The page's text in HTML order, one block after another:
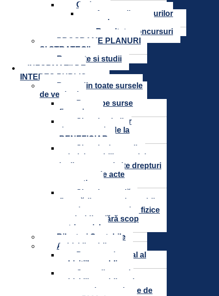
Cariera
Anunturile posturilor
scoase la concurs
Rezultate concursuri
PROGRAME PLANURI
SI STRATEGII
Rapoarte si studii
INFORMAȚII DE
INTERES PUBLIC
Buget din toate sursele
de venituri
Buget pe surse
financiare
Situatia platilor
documentatie de la
BENEFICIAR
Situatia drepturilor
salariale stabilite potrivit
legii, precum si alte drepturi
prevazute de acte
normative
Situaţia anuală a
finanţărilor nerambursabile
acordate persoanelor fizice
sau juridice fără scop
patrimonial
Bilanturi Contabile
Achizitii publice
Programul anual al
achizitiilor publice
Centralizatorul
achizitiilor publice si
contractele cu valoare de